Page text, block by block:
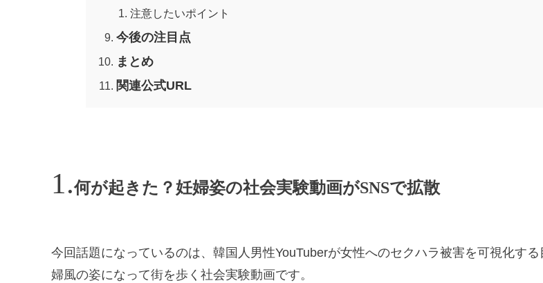
注意したいポイント
今後の注目点
まとめ
関連公式URL
何が起きた？妊婦姿の社会実験動画がSNSで拡散
今回話題になっているのは、韓国人男性YouTuberが女性へのセクハラ被害を可視化す
婦風の姿になって街を歩く社会実験動画です。